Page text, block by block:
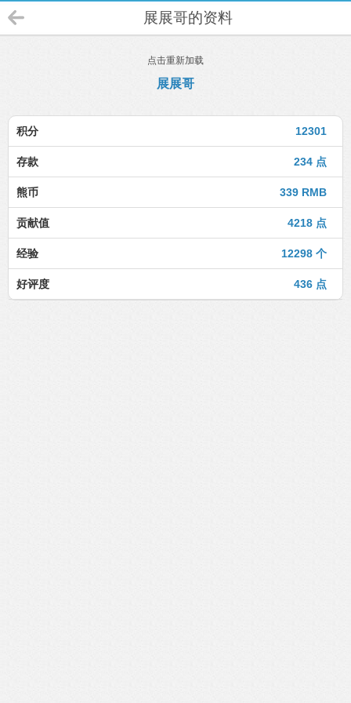
展展哥的资料
点击重新加载
展展哥
12301
积分
234 点
存款
339 RMB
熊币
4218 点
贡献值
12298 个
经验
436 点
好评度